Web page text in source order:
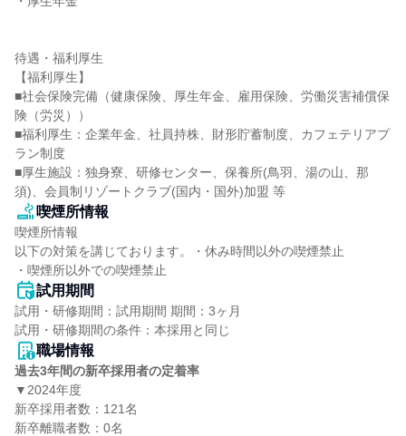
待遇・福利厚生
【福利厚生】
■社会保険完備（健康保険、厚生年金、雇用保険、労働災害補償保
険（労災））
■福利厚生：企業年金、社員持株、財形貯蓄制度、カフェテリアプ
ラン制度
■厚生施設：独身寮、研修センター、保養所(鳥羽、湯の山、那
須)、会員制リゾートクラブ(国内・国外)加盟 等
喫煙所情報
喫煙所情報
以下の対策を講じております。・休み時間以外の喫煙禁止
・喫煙所以外での喫煙禁止
試用期間
試用・研修期間：試用期間 期間：3ヶ月
職場情報
過去3年間の新卒採用者の定着率
▼2024年度
新卒採用者数：121名
新卒離職者数：0名